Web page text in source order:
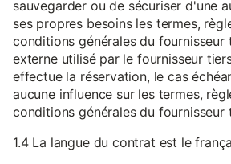
sauvegarder ou de sécuriser d'une
ses propres besoins les termes,
conditions générales du
externe utilisé par le fournisseur
effectue la réservation, le cas
aucune influence sur les termes,
conditions générales du fournisseur
1.4 La langue du contrat est le